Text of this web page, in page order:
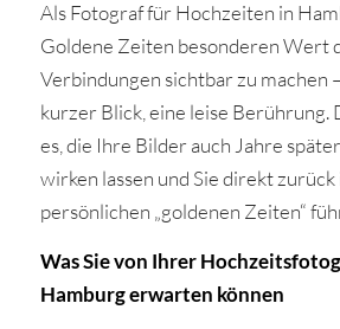
Als Fotograf für Hochzeiten in
Goldene Zeiten besonderen Wert
Verbindungen sichtbar zu machen
kurzer Blick, eine leise Berührung.
es, die Ihre Bilder auch Jahre
wirken lassen und Sie direkt zurück
persönlichen „goldenen Zeiten“
Was Sie von Ihrer
Hamburg erwarten können